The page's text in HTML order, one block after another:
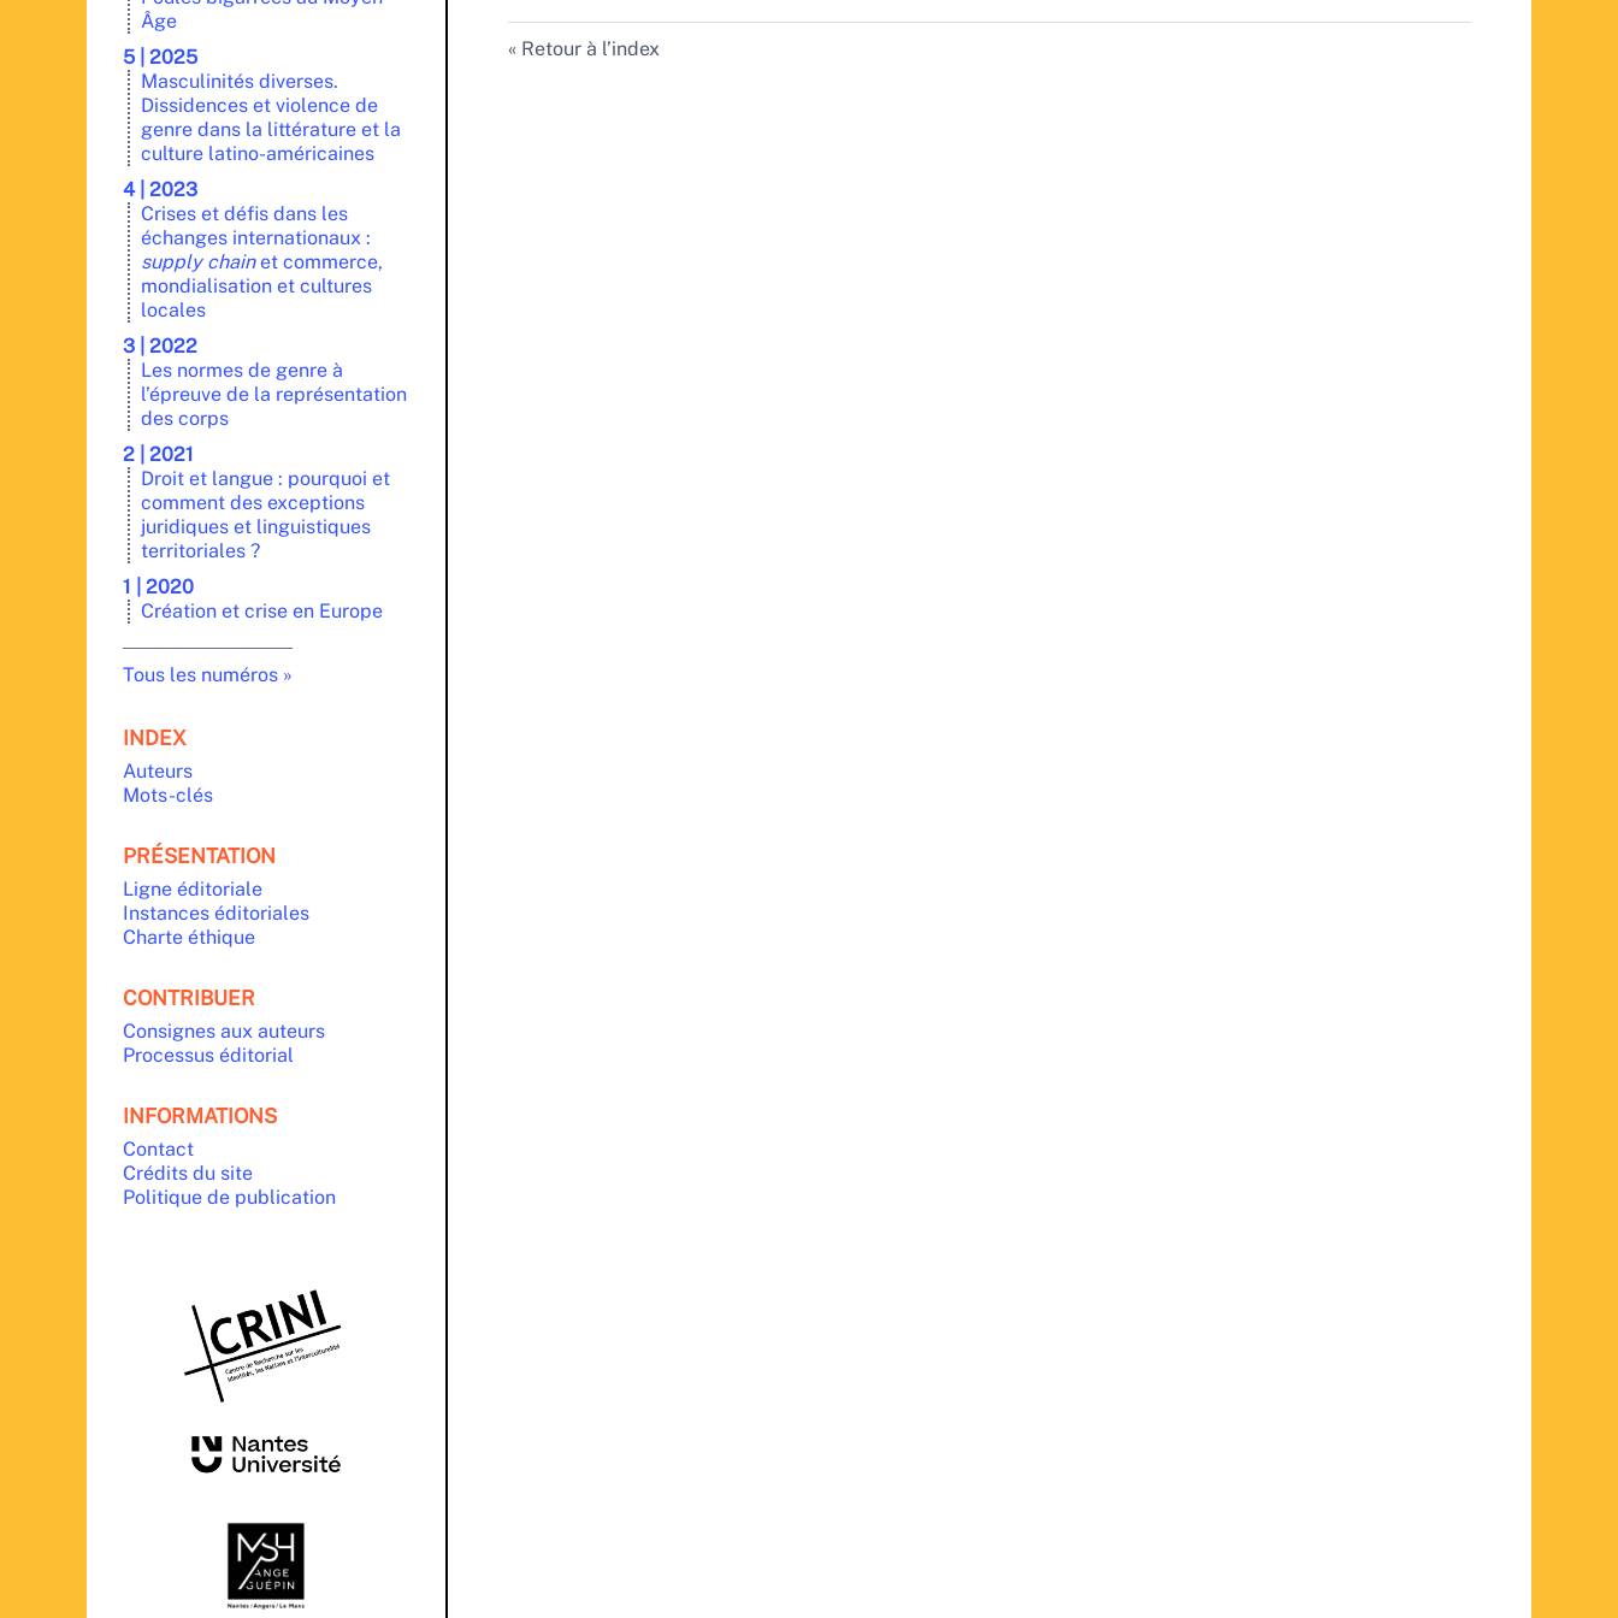
Âge
5 | 2025
Masculinités diverses.
Dissidences et violence de
genre dans la littérature et la
culture latino-américaines
4 | 2023
Crises et défis dans les
échanges internationaux :
supply chainet commerce,
mondialisation et cultures
locales
3 | 2022
Les normes de genre à
l’épreuve de la représentation
des corps
2 | 2021
Droit et langue : pourquoi et
comment des exceptions
juridiques et linguistiques
territoriales ?
1 | 2020
Création et crise en Europe
Tous les numéros
INDEX
Auteurs
Mots-clés
PRÉSENTATION
Ligne éditoriale
Instances éditoriales
Charte éthique
CONTRIBUER
Consignes aux auteurs
Processus éditorial
INFORMATIONS
Contact
Crédits du site
Politique de publication
Retour à l’index